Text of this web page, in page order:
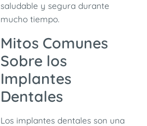
saludable y segura durante
mucho tiempo.
Mitos Comunes
Sobre los
Implantes
Dentales
Los implantes dentales son una